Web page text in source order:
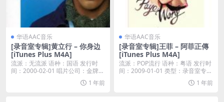
华语AAC音乐
[录音室专辑]黄立行 – 你身边
[iTunes Plus M4A]
流派：无流派 语种：国语 发行时
间：2000-02-01 唱片公司：金牌大
1 年前
华语AAC音乐
[录音室专辑]王菲 – 阿菲正傳
[iTunes Plus M4A]
流派：POP流行 语种：粤语 发行时
间：2009-01-01 类型：录音室专辑
1 年前